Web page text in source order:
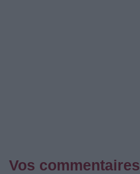
Vos commentaires